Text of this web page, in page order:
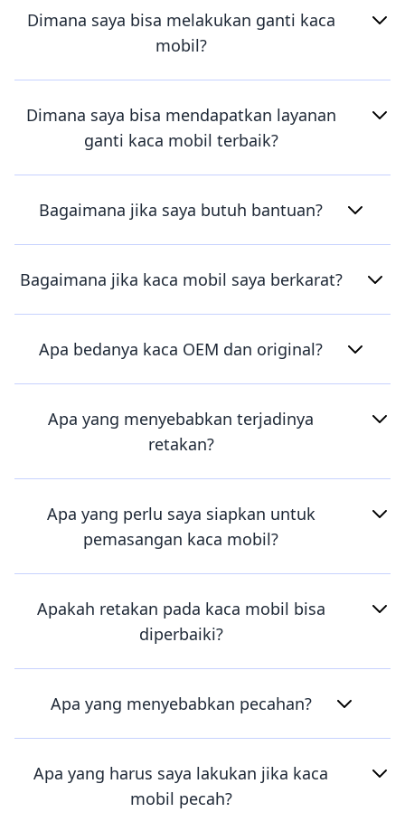
Dimana saya bisa melakukan ganti kaca
mobil?
Dimana saya bisa mendapatkan layanan
ganti kaca mobil terbaik?
Bagaimana jika saya butuh bantuan?
Bagaimana jika kaca mobil saya berkarat?
Apa bedanya kaca OEM dan original?
Apa yang menyebabkan terjadinya
retakan?
Apa yang perlu saya siapkan untuk
pemasangan kaca mobil?
Apakah retakan pada kaca mobil bisa
diperbaiki?
Apa yang menyebabkan pecahan?
Apa yang harus saya lakukan jika kaca
mobil pecah?